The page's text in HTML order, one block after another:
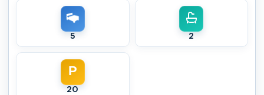
5 2
P
20